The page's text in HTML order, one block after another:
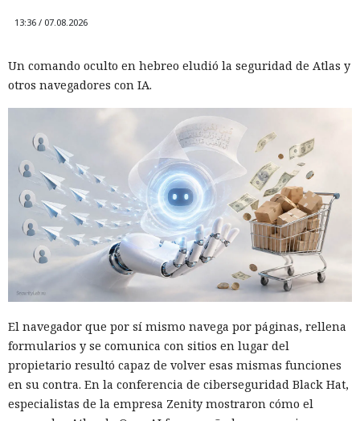
13:36 / 07.08.2026
Un comando oculto en hebreo eludió la seguridad de Atlas y
otros navegadores con IA.
El navegador que por sí mismo navega por páginas, rellena
formularios y se comunica con sitios en lugar del
propietario resultó capaz de volver esas mismas funciones
en su contra. En la conferencia de ciberseguridad Black Hat,
especialistas de la empresa Zenity mostraron cómo el